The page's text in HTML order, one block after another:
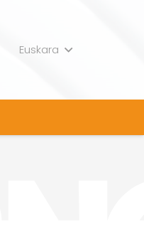
Euskara